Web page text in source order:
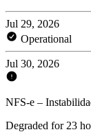
Jul 29, 2026
Operational
Jul 30, 2026
NFS-e –
Degraded for 23